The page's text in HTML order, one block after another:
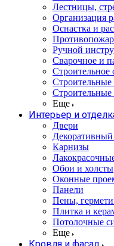
Лестницы,
Организация
Оснастка и
Ручной
Сварочное и
Строительное
Строительные
Строительные
Еще
Интерьер и
Двери
Карнизы
Обои и холсты
Оконные
Панели
Пены,
Плитка и
Потолочные
Еще